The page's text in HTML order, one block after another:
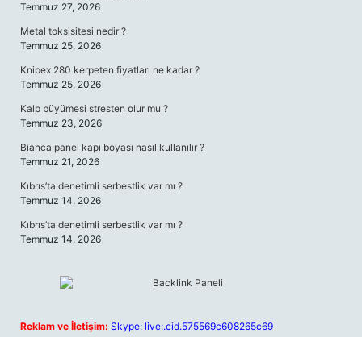
Temmuz 27, 2026
Metal toksisitesi nedir ?
Temmuz 25, 2026
Knipex 280 kerpeten fiyatları ne kadar ?
Temmuz 25, 2026
Kalp büyümesi stresten olur mu ?
Temmuz 23, 2026
Bianca panel kapı boyası nasıl kullanılır ?
Temmuz 21, 2026
Kıbrıs’ta denetimli serbestlik var mı ?
Temmuz 14, 2026
Kıbrıs’ta denetimli serbestlik var mı ?
Temmuz 14, 2026
Reklam ve İletişim: Skype: live:.cid.575569c608265c69